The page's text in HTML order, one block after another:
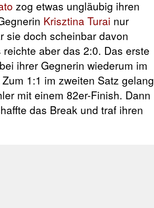
zog etwas ungläubig ihren
Krisztina Turai nur
sie doch scheinbar davon
aber das 2:0. Das erste
ihrer Gegnerin wiederum im
1:1 im zweiten Satz gelang
mit einem 82er-Finish. Dann
das Break und traf ihren